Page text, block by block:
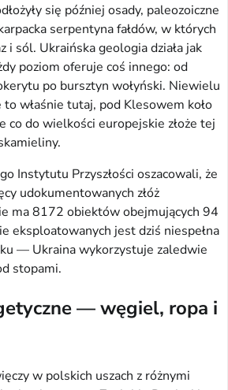
się później osady, paleozoiczne
serpentyna fałdów, w których
i sól. Ukraińska geologia działa jak
poziom oferuje coś innego: od
po bursztyn wołyński. Niewielu
właśnie tutaj, pod Klesowem koło
co do wielkości europejskie złoże tej
Instytutu Przyszłości oszacowali, że
udokumentowanych złóż
ma 8172 obiektów obejmujących 94
eksploatowanych jest dziś niespełna
— Ukraina wykorzystuje zaledwie
stopami.
— węgiel, ropa i
w polskich uszach z różnymi